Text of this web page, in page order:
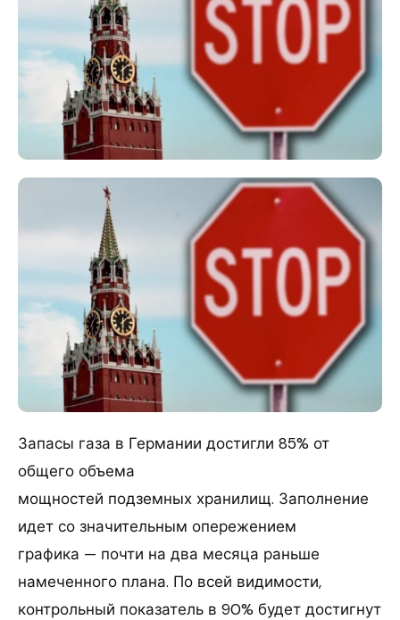
Запасы газа в Германии достигли 85% от
общего объема
мощностей подземных хранилищ. Заполнение
идет со значительным опережением
графика — почти на два месяца раньше
намеченного плана. По всей видимости,
контрольный показатель в 90% будет достигнут